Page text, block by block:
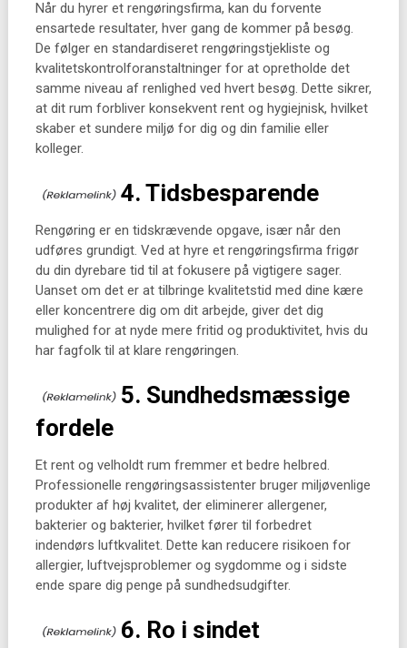
Når du hyrer et rengøringsfirma, kan du forvente
ensartede resultater, hver gang de kommer på besøg.
De følger en standardiseret rengøringstjekliste og
kvalitetskontrolforanstaltninger for at opretholde det
samme niveau af renlighed ved hvert besøg. Dette sikrer,
at dit rum forbliver konsekvent rent og hygiejnisk, hvilket
skaber et sundere miljø for dig og din familie eller
kolleger.
4. Tidsbesparende
Rengøring er en tidskrævende opgave, især når den
udføres grundigt. Ved at hyre et rengøringsfirma frigør
du din dyrebare tid til at fokusere på vigtigere sager.
Uanset om det er at tilbringe kvalitetstid med dine kære
eller koncentrere dig om dit arbejde, giver det dig
mulighed for at nyde mere fritid og produktivitet, hvis du
har fagfolk til at klare rengøringen.
5. Sundhedsmæssige
fordele
Et rent og velholdt rum fremmer et bedre helbred.
Professionelle rengøringsassistenter bruger miljøvenlige
produkter af høj kvalitet, der eliminerer allergener,
bakterier og bakterier, hvilket fører til forbedret
indendørs luftkvalitet. Dette kan reducere risikoen for
allergier, luftvejsproblemer og sygdomme og i sidste
ende spare dig penge på sundhedsudgifter.
6. Ro i sindet